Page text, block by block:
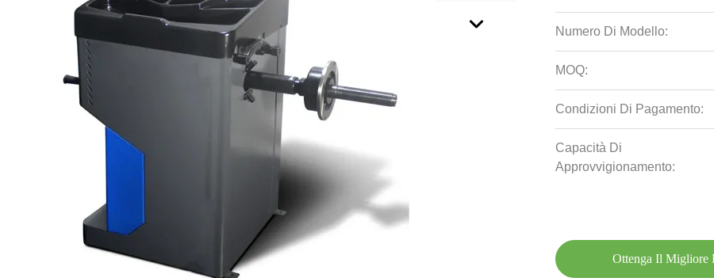
Numero Di Modello:
MOQ:
Condizioni Di Pagamento:
Capacità Di
Approvvigionamento:
Ottenga Il Migliore